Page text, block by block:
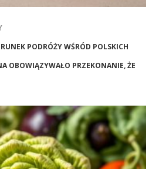
PODRÓŻY WŚRÓD POLSKICH
OBOWIĄZYWAŁO PRZEKONANIE, ŻE